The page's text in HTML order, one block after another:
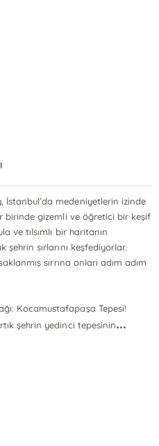
İstanbul’da medeniyetlerin izinde
birinde gizemli ve öğretici bir keşif
ve tılsımlı bir haritanın
şehrin sırlarını keşfediyorlar.
sırrına onları adım adım
Kocamustafapaşa Tepesi!
şehrin yedinci tepesinin...